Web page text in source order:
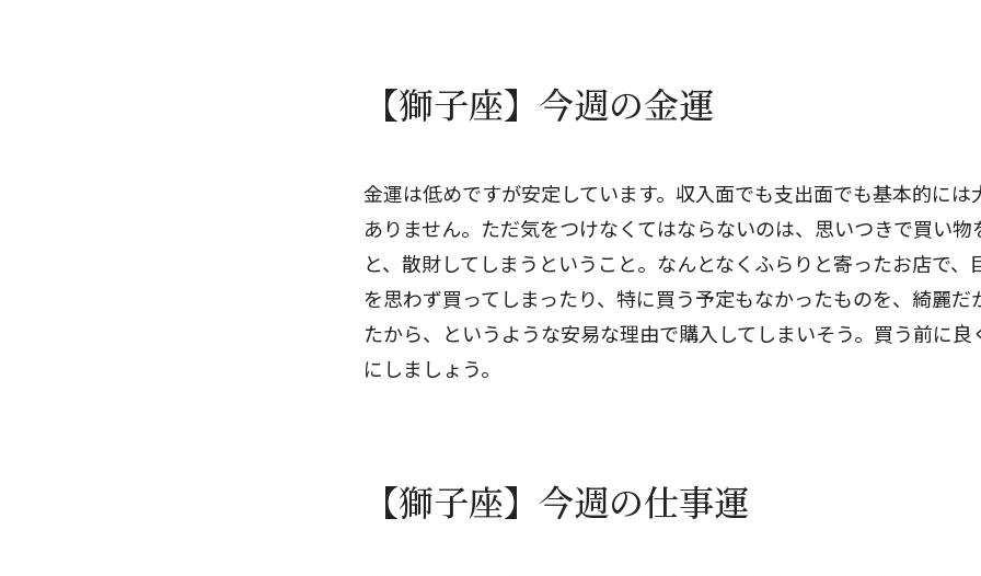
【獅子座】今週の金運
金運は低めですが安定しています。収入面でも支出面でも基本的には
ありません。ただ気をつけなくてはならないのは、思いつきで買い物
と、散財してしまうということ。なんとなくふらりと寄ったお店で、
を思わず買ってしまったり、特に買う予定もなかったものを、綺麗だ
たから、というような安易な理由で購入してしまいそう。買う前に良
にしましょう。
【獅子座】今週の仕事運